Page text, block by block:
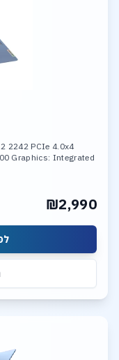
2242 PCIe 4.0x4
Graphics: Integrated
₪2,990